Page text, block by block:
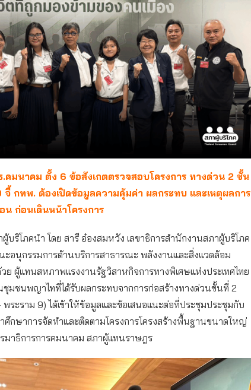
.คมนาคม ตั้ง 6 ข้อสังเกตตรวจสอบโครงการ ทางด่วน 2 ชั้น
กทพ. ต้องเปิดข้อมูลความคุ้มค่า ผลกระทบ และเหตุผลการ
ก่อนเดินหน้าโครงการ
ริโภคนำ โดย สารี อ๋องสมหวัง เลขาธิการสำนักงานสภาผู้บริโภค
ะอนุกรรมการด้านบริการสาธารณะ พลังงานและสิ่งแวดล้อม
ผู้แทนสหภาพแรงงานรัฐวิสาหกิจการทางพิเศษแห่งประเทศไทย
มชนพญาไทที่ได้รับผลกระทบจากการก่อสร้างทางด่วนขั้นที่ 2
ระราม 9) ได้เข้าให้ข้อมูลและข้อเสนอแนะต่อที่ประชุมประชุมกับ
กษาการจัดทำและติดตามโครงการโครงสร้างพื้นฐานขนาดใหญ่
าธิการการคมนาคม สภาผู้แทนราษฎร